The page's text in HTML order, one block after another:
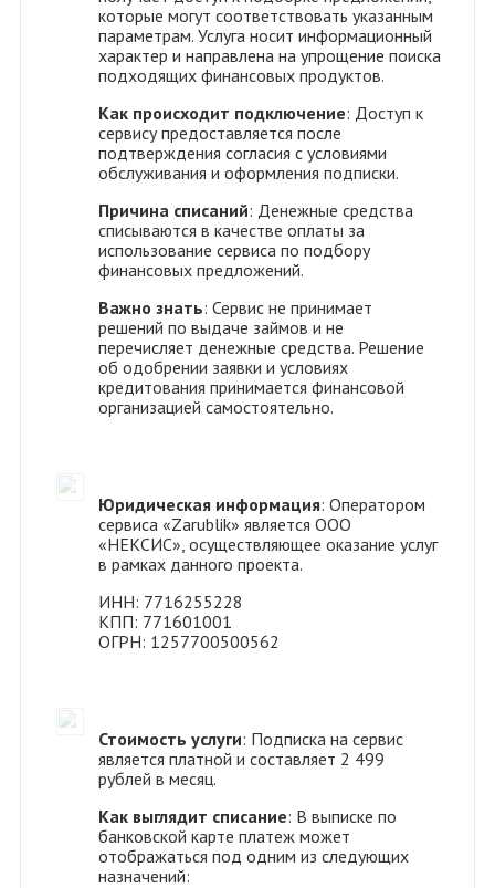
которые могут соответствовать указанным
параметрам. Услуга носит информационный
характер и направлена на упрощение поиска
подходящих финансовых продуктов.
Как происходит подключение: Доступ к
сервису предоставляется после
подтверждения согласия с условиями
обслуживания и оформления подписки.
Причина списаний: Денежные средства
списываются в качестве оплаты за
использование сервиса по подбору
финансовых предложений.
Важно знать: Сервис не принимает
решений по выдаче займов и не
перечисляет денежные средства. Решение
об одобрении заявки и условиях
кредитования принимается финансовой
организацией самостоятельно.
Юридическая информация: Оператором
сервиса «Zarublik» является ООО
«НЕКСИС», осуществляющее оказание услуг
в рамках данного проекта.
ИНН: 7716255228
КПП: 771601001
ОГРН: 1257700500562
Стоимость услуги: Подписка на сервис
является платной и составляет 2 499
рублей в месяц.
Как выглядит списание: В выписке по
банковской карте платеж может
отображаться под одним из следующих
назначений: